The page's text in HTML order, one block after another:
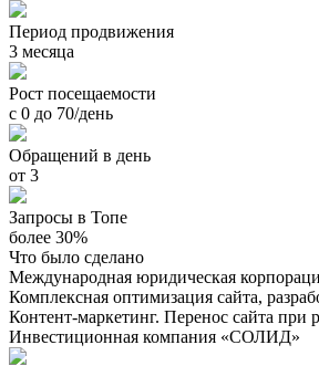
Период продвижения
3 месяца
Рост посещаемости
с 0 до 70/день
Обращений в день
от 3
Запросы в Топе
более 30%
Что было сделано
Международная юридическая
Комплексная оптимизация сайта,
Контент-маркетинг. Перенос сайта при
Инвестиционная компания «СОЛИД»